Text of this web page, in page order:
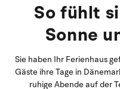
So fühlt
Sonne
Sie haben Ihr Ferienhaus
Gäste ihre Tage in
ruhige Abende auf der